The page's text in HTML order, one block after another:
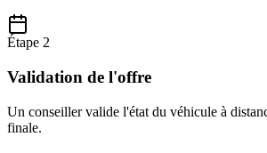
Étape 2
Validation de l'offre
Un conseiller valide l'état du véhicule à
finale.